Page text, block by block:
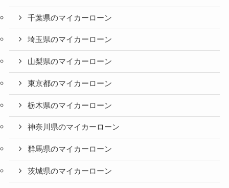
千葉県のマイカーローン
埼玉県のマイカーローン
山梨県のマイカーローン
東京都のマイカーローン
栃木県のマイカーローン
神奈川県のマイカーローン
群馬県のマイカーローン
茨城県のマイカーローン